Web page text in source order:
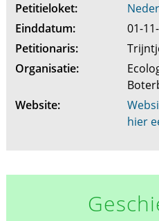
Petitieloket:
Einddatum:
01-
Petitionaris:
Organisatie:
Website:
hier